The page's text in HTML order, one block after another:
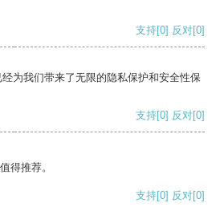
支持[0] 反对[0]
为我们带来了无限的隐私保护和安全性保
支持[0] 反对[0]
得推荐。
支持[0] 反对[0]